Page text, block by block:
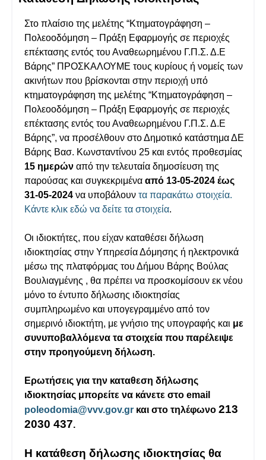
Στο πλαίσιο της μελέτης “Κτηματογράφηση –
Πολεοοδόμηση – Πράξη Εφαρμογής σε περιοχές
επέκτασης εντός του Αναθεωρημένου Γ.Π.Σ. Δ.Ε
Βάρης” ΠΡΟΣΚΑΛΟΥΜΕ τους κυρίους ή νομείς των
ακινήτων που βρίσκονται στην περιοχή υπό
κτηματογράφηση της μελέτης “Κτηματογράφηση –
Πολεοοδόμηση – Πράξη Εφαρμογής σε περιοχές
επέκτασης εντός του Αναθεωρημένου Γ.Π.Σ. Δ.Ε
Βάρης”, να προσέλθουν στο Δημοτικό κατάστημα ΔΕ
Βάρης Βασ. Κωνσταντίνου 25 και εντός προθεσμίας
15 ημερών από την τελευταία δημοσίευση της
παρούσας και συγκεκριμένααπό 13-05-2024 έως
31-05-2024 να υποβάλουντα παρακάτω στοιχεία.
Κάντε κλικ εδώ να δείτε τα στοιχεία.
Οι ιδιοκτήτες, που είχαν καταθέσει δήλωση
ιδιοκτησίας στην Υπηρεσία Δόμησης ή ηλεκτρονικά
μέσω της πλατφόρμας του Δήμου Βάρης Βούλας
Βουλιαγμένης , θα πρέπει να προσκομίσουν εκ νέου
μόνο το έντυπο δήλωσης ιδιοκτησίας
συμπληρωμένο και υπογεγραμμένο από τον
σημερινό ιδιοκτήτη, με γνήσιο της υπογραφής και με
συνυποβαλλόμενα τα στοιχεία που παρέλειψε
στην προηγούμενη δήλωση.
Ερωτήσεις για την καταθεση δήλωσης
ιδιοκτησίας μπορείτε να κάνετε στο email
poleodomia@vvv.gov.gr και στο τηλέφωνο213
2030 437.
Η κατάθεση δήλωσης ιδιοκτησίας θα